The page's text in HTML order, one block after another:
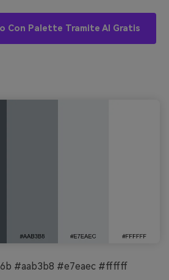
Con Palette Tramite AI Gratis
#aab3b8 #e7eaec #ffffff